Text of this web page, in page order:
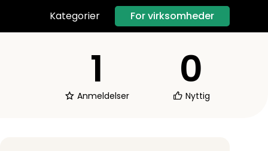
Kategorier For virksomheder
1
Anmeldelser
0
Nyttig